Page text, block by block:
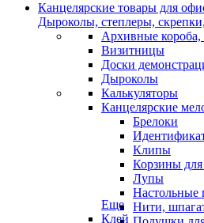
Канцелярские товары для
Дыроколы, степлеры,
Архивные короба,
Визитницы
Доски
Дыроколы
Калькуляторы
Канцелярские
Брелоки
Клипы
Корзины для
Лупы
Настольные
Нити,
Еще
Клей